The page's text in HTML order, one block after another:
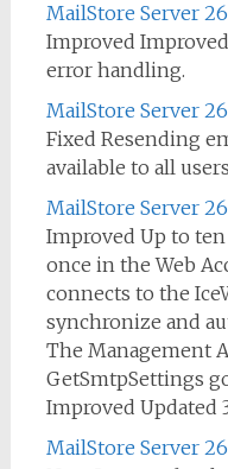
MailStore Server
Improved
error handling.
MailStore Server
Fixed Resending
available to all
MailStore Server
Improved Up to
once in the Web
connects to the
synchronize and
The Management
GetSmtpSettings
Improved Updated
MailStore Server